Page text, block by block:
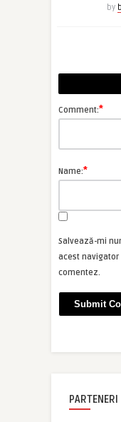
by
Comment:*
Name:*
Salvează-mi
acest navigator
comentez.
PARTENERI